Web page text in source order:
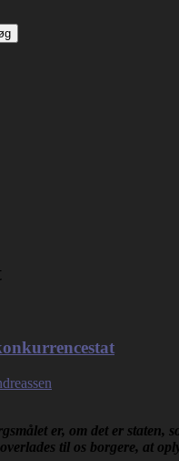
filosofisk tilsnit
er, om det er staten,
til os borgere, at